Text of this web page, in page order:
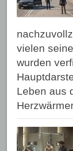
vielen
wurden
Leben aus